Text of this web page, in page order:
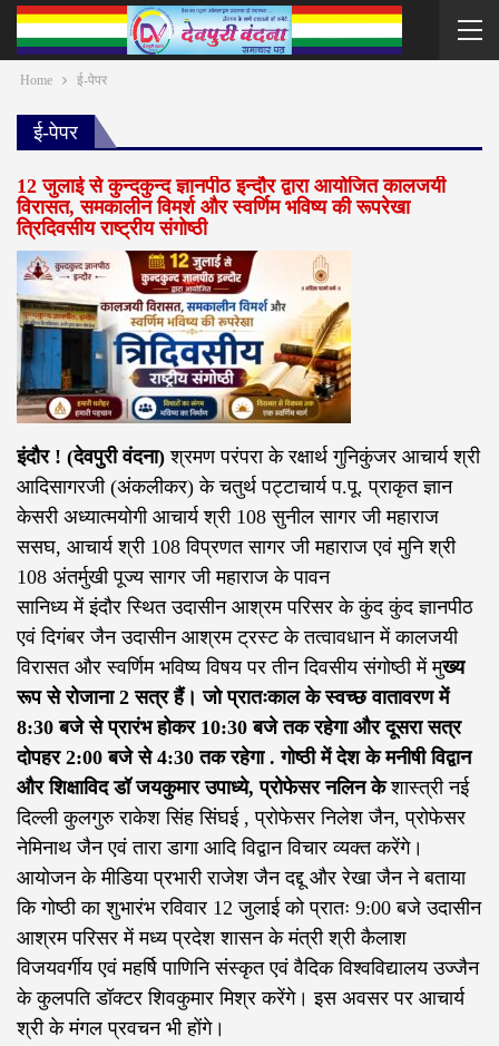
Home ई-पेपर
ई-पेपर
12 जुलाई से कुन्दकुन्द ज्ञानपीठ इन्दौर द्वारा आयोजित कालजयी
विरासत, समकालीन विमर्श और स्वर्णिम भविष्य की रूपरेखा
त्रिदिवसीय राष्ट्रीय संगोष्ठी
इंदौर ! (देवपुरी वंदना) श्रमण परंपरा के रक्षार्थ गुनिकुंजर आचार्य श्री
आदिसागरजी (अंकलीकर) के चतुर्थ पट्टाचार्य प.पू. प्राकृत ज्ञान
केसरी अध्यात्मयोगी आचार्य श्री 108 सुनील सागर जी महाराज
ससघ, आचार्य श्री 108 विप्रणत सागर जी महाराज एवं मुनि श्री
108 अंतर्मुखी पूज्य सागर जी महाराज के पावन
सानिध्य में इंदौर स्थित उदासीन आश्रम परिसर के कुंद कुंद ज्ञानपीठ
एवं दिगंबर जैन उदासीन आश्रम ट्रस्ट के तत्वावधान में कालजयी
विरासत और स्वर्णिम भविष्य विषय पर तीन दिवसीय संगोष्ठी में मुख्य
रूप से रोजाना 2 सत्र हैं। जो प्रातःकाल के स्वच्छ वातावरण में
8:30 बजे से प्रारंभ होकर 10:30 बजे तक रहेगा और दूसरा सत्र
दोपहर 2:00 बजे से 4:30 तक रहेगा . गोष्ठी में देश के मनीषी विद्वान
और शिक्षाविद डॉ जयकुमार उपाध्ये, प्रोफेसर नलिन केशास्त्री नई
दिल्ली कुलगुरु राकेश सिंह सिंघई , प्रोफेसर निलेश जैन, प्रोफेसर
नेमिनाथ जैन एवं तारा डागा आदि विद्वान विचार व्यक्त करेंगे।
आयोजन के मीडिया प्रभारी राजेश जैन दद्दू और रेखा जैन ने बताया
कि गोष्ठी का शुभारंभ रविवार 12 जुलाई को प्रातः 9:00 बजे उदासीन
आश्रम परिसर में मध्य प्रदेश शासन के मंत्री श्री कैलाश
विजयवर्गीय एवं महर्षि पाणिनि संस्कृत एवं वैदिक विश्वविद्यालय उज्जैन
के कुलपति डॉक्टर शिवकुमार मिश्र करेंगे। इस अवसर पर आचार्य
श्री के मंगल प्रवचन भी होंगे।